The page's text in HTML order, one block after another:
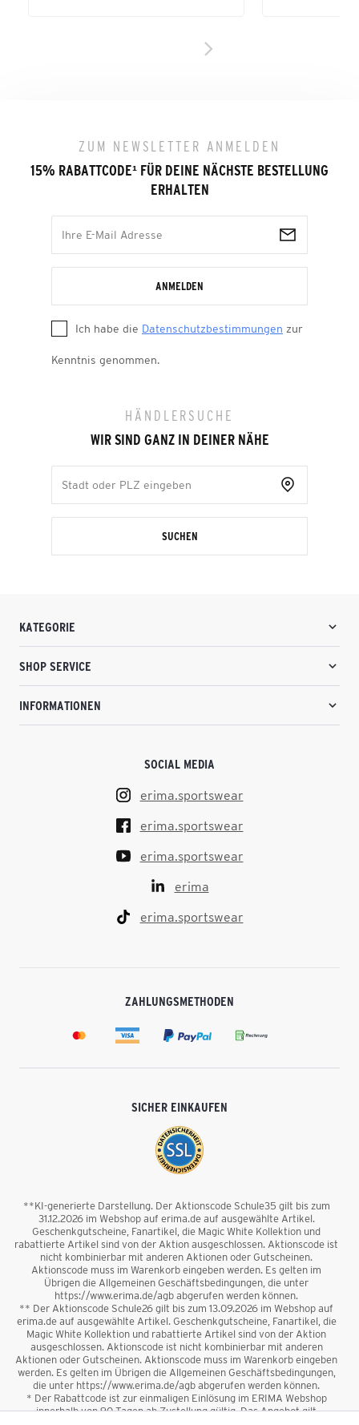
ZUM NEWSLETTER ANMELDEN
15% RABATTCODE¹ FÜR DEINE NÄCHSTE BESTELLUNG
ERHALTEN
ANMELDEN
Ich habe die Datenschutzbestimmungen zur
Kenntnis genommen.
HÄNDLERSUCHE
WIR SIND GANZ IN DEINER NÄHE
SUCHEN
KATEGORIE
SHOP SERVICE
INFORMATIONEN
SOCIAL MEDIA
erima.sportswear
erima.sportswear
erima.sportswear
erima
erima.sportswear
ZAHLUNGSMETHODEN
SICHER EINKAUFEN
**KI-generierte Darstellung. Der Aktionscode Schule35 gilt bis zum
31.12.2026 im Webshop auf erima.de auf ausgewählte Artikel.
Geschenkgutscheine, Fanartikel, die Magic White Kollektion und
rabattierte Artikel sind von der Aktion ausgeschlossen. Aktionscode ist
nicht kombinierbar mit anderen Aktionen oder Gutscheinen.
Aktionscode muss im Warenkorb eingeben werden. Es gelten im
Übrigen die Allgemeinen Geschäftsbedingungen, die unter
https://www.erima.de/agb abgerufen werden können.
** Der Aktionscode Schule26 gilt bis zum 13.09.2026 im Webshop auf
erima.de auf ausgewählte Artikel. Geschenkgutscheine, Fanartikel, die
Magic White Kollektion und rabattierte Artikel sind von der Aktion
ausgeschlossen. Aktionscode ist nicht kombinierbar mit anderen
Aktionen oder Gutscheinen. Aktionscode muss im Warenkorb eingeben
werden. Es gelten im Übrigen die Allgemeinen Geschäftsbedingungen,
die unter https://www.erima.de/agb abgerufen werden können.
* Der Rabattcode ist zur einmaligen Einlösung im ERIMA Webshop
innerhalb von 90 Tagen ab Zustellung gültig. Das Angebot gilt